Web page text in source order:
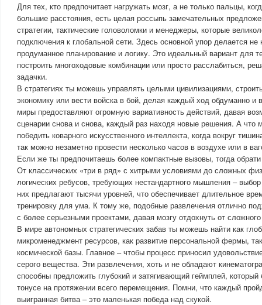
Для тех, кто предпочитает нагружать мозг, а не только пальцы,
большие расстояния, есть целая россыпь замечательных
стратегии, тактические головоломки и менеджеры, которые
подключения к глобальной сети. Здесь основной упор делается не
продуманное планирование и логику. Это идеальный вариант для
построить многоходовые комбинации или просто расслабиться,
задачки.
В стратегиях ты можешь управлять целыми цивилизациями,
экономику или вести войска в бой, делая каждый ход обдуманно и
миры предоставляют огромную вариативность действий, давая
сценарии снова и снова, каждый раз находя новые решения. А
победить коварного искусственного интеллекта, когда вокруг
так можно незаметно провести несколько часов в воздухе или в
Если же ты предпочитаешь более компактные вызовы, тогда
От классических «три в ряд» с хитрыми условиями до сложных
логических ребусов, требующих нестандартного мышления –
них предлагают тысячи уровней, что обеспечивает длительное
тренировку для ума. К тому же, подобные развлечения отлично
с более серьезными проектами, давая мозгу отдохнуть от
В мире автономных стратегических забав ты можешь найти как
микроменеджмент ресурсов, как развитие персональной фермы,
космической базы. Главное – чтобы процесс приносил
серого вещества. Эти развлечения, хоть и не обладают
способны предложить глубокий и затягивающий геймплей, который
тонусе на протяжении всего перемещения. Помни, что каждый
выигранная битва – это маленькая победа над скукой.